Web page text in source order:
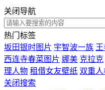
关闭导航
热门标签
坂田银时图片 宇智波一族
西连寺春菜图片 娜美 克拉克
理人物 租借女友壁纸 双重
关闭搜索